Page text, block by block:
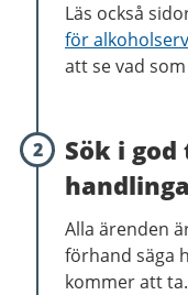
Läs också
för
att se vad
2
Sök i
Alla ärenden
förhand säga
kommer att ta.